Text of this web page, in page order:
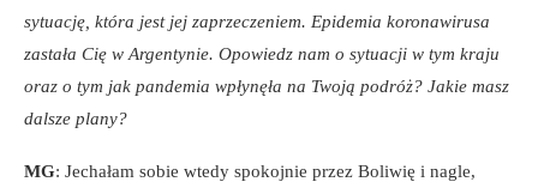
sytuację, która jest jej zaprzeczeniem. Epidemia koronawirusa
zastała Cię w Argentynie. Opowiedz nam o sytuacji w tym kraju
oraz o tym jak pandemia wpłynęła na Twoją podróż? Jakie masz
dalsze plany?
MG: Jechałam sobie wtedy spokojnie przez Boliwię i nagle,